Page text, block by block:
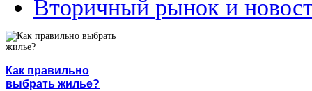
Вторичный рынок и
Как правильно
выбрать жилье?